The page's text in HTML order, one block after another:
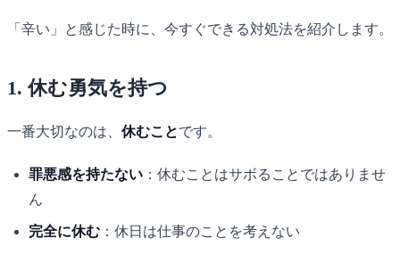
「辛い」と感じた時に、今すぐできる対処法を紹介します。
1. 休む勇気を持つ
一番大切なのは、 休むことです。
罪悪感を持たない ：休むことはサボることではありませ
ん
完全に休む ：休日は仕事のことを考えない